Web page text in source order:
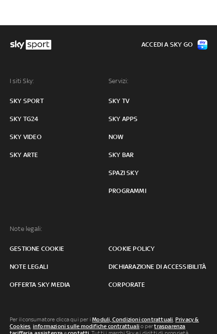
I siti Sky:
SKY SPORT
SKY TG24
SKY VIDEO
SKY ARTE
Servizi:
SKY TV
SKY APPS
NOW
SKY BAR
SPAZI SKY
PROGRAMMI
Note legali:
GESTIONE COOKIE COOKIE POLICY
NOTE LEGALI DICHIARAZIONE DI ACCESSIBILITÀ
OFFERTA SKY MEDIA CORPORATE
ACCEDI A SKY GO
Per il consumatore clicca qui per iModuli, Condizioni contrattuali, Privacy &
Cookies, informazioni sulle modifiche contrattuali o pertrasparenza